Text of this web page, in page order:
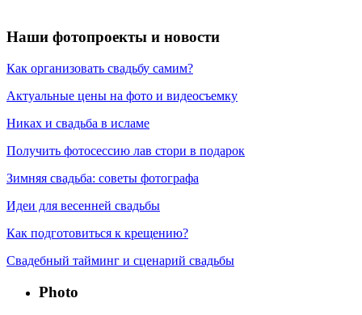
Наши фотопроекты и новости
Как организовать свадьбу самим?
Актуальные цены на фото и видеосъемку
Никах и свадьба в исламе
Получить фотосессию лав стори в подарок
Зимняя свадьба: советы фотографа
Идеи для весенней свадьбы
Как подготовиться к крещению?
Свадебный тайминг и сценарий свадьбы
Photo